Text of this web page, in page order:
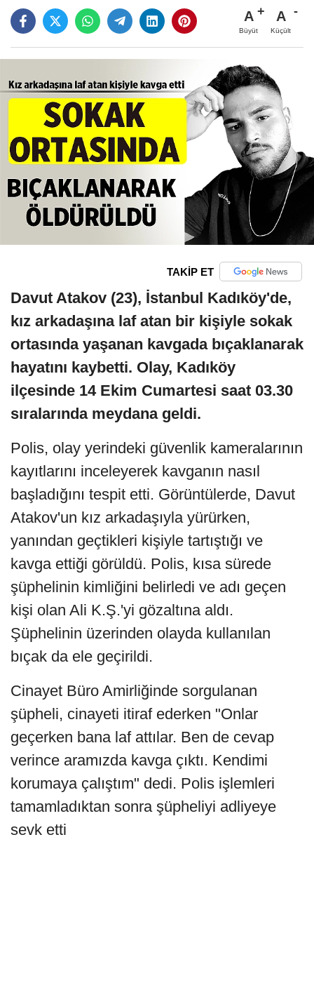
A
Büyüt
A
Küçült
TAKİP ET
Davut Atakov (23), İstanbul Kadıköy'de,
kız arkadaşına laf atan bir kişiyle sokak
ortasında yaşanan kavgada bıçaklanarak
hayatını kaybetti. Olay, Kadıköy
ilçesinde 14 Ekim Cumartesi saat 03.30
sıralarında meydana geldi.
Polis, olay yerindeki güvenlik kameralarının
kayıtlarını inceleyerek kavganın nasıl
başladığını tespit etti. Görüntülerde, Davut
Atakov'un kız arkadaşıyla yürürken,
yanından geçtikleri kişiyle tartıştığı ve
kavga ettiği görüldü. Polis, kısa sürede
şüphelinin kimliğini belirledi ve adı geçen
kişi olan Ali K.Ş.'yi gözaltına aldı.
Şüphelinin üzerinden olayda kullanılan
bıçak da ele geçirildi.
Cinayet Büro Amirliğinde sorgulanan
şüpheli, cinayeti itiraf ederken "Onlar
geçerken bana laf attılar. Ben de cevap
verince aramızda kavga çıktı. Kendimi
korumaya çalıştım" dedi. Polis işlemleri
tamamladıktan sonra şüpheliyi adliyeye
sevk etti